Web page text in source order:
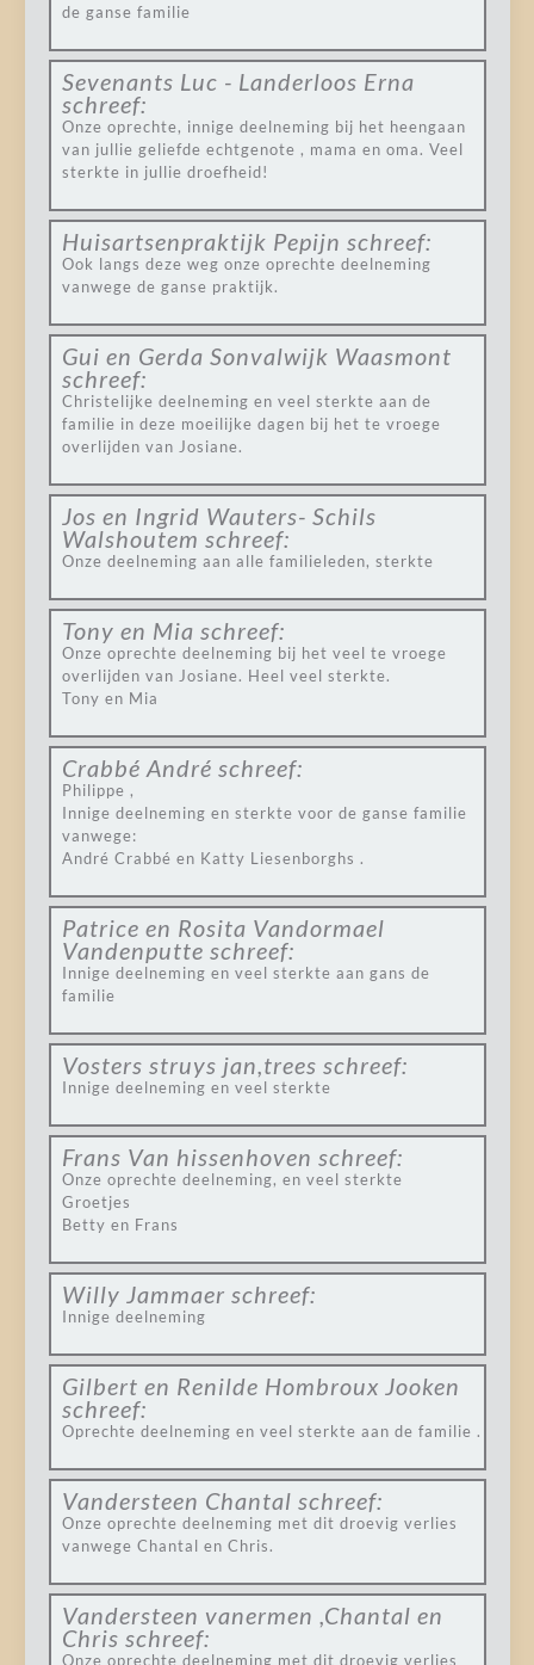
de ganse familie
Sevenants Luc - Landerloos Erna
schreef:
Onze oprechte, innige deelneming bij het heengaan
van jullie geliefde echtgenote , mama en oma. Veel
sterkte in jullie droefheid!
Huisartsenpraktijk Pepijn schreef:
Ook langs deze weg onze oprechte deelneming
vanwege de ganse praktijk.
Gui en Gerda Sonvalwijk Waasmont
schreef:
Christelijke deelneming en veel sterkte aan de
familie in deze moeilijke dagen bij het te vroege
overlijden van Josiane.
Jos en Ingrid Wauters- Schils
Walshoutem schreef:
Onze deelneming aan alle familieleden, sterkte
Tony en Mia schreef:
Onze oprechte deelneming bij het veel te vroege
overlijden van Josiane. Heel veel sterkte.
Tony en Mia
Crabbé André schreef:
Philippe ,
Innige deelneming en sterkte voor de ganse familie
vanwege:
André Crabbé en Katty Liesenborghs .
Patrice en Rosita Vandormael
Vandenputte schreef:
Innige deelneming en veel sterkte aan gans de
familie
Vosters struys jan,trees schreef:
Innige deelneming en veel sterkte
Frans Van hissenhoven schreef:
Onze oprechte deelneming, en veel sterkte
Groetjes
Betty en Frans
Willy Jammaer schreef:
Innige deelneming
Gilbert en Renilde Hombroux Jooken
schreef:
Oprechte deelneming en veel sterkte aan de familie .
Vandersteen Chantal schreef:
Onze oprechte deelneming met dit droevig verlies
vanwege Chantal en Chris.
Vandersteen vanermen ,Chantal en
Chris schreef:
Onze oprechte deelneming met dit droevig verlies